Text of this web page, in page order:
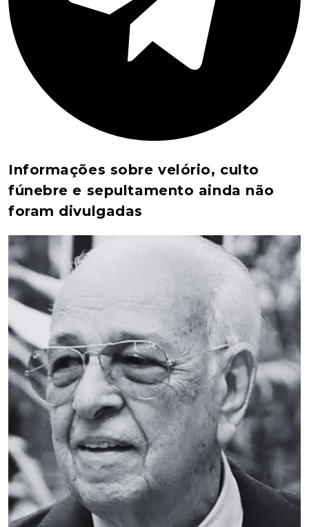
Informações sobre velório, culto
fúnebre e sepultamento ainda não
foram divulgadas